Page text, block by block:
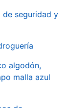
de seguridad y
algodón,
malla azul